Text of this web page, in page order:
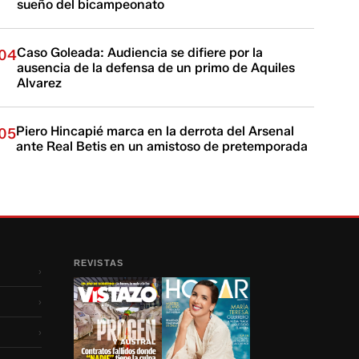
sueño del bicampeonato
Caso Goleada: Audiencia se difiere por la
ausencia de la defensa de un primo de Aquiles
Alvarez
Piero Hincapié marca en la derrota del Arsenal
ante Real Betis en un amistoso de pretemporada
›
›
›
REVISTAS